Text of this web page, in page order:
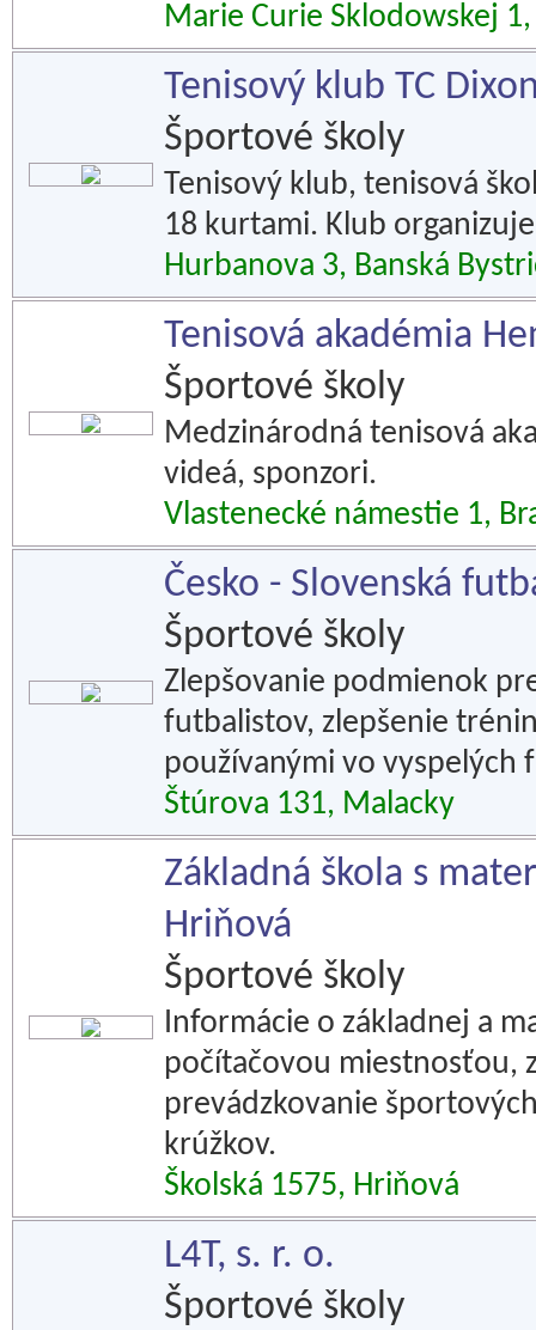
Marie Curie Sklodowskej
Tenisový klub TC
Športové školy
Tenisový klub, tenisová
18 kurtami. Klub
Hurbanova 3, Banská
Tenisová akadémia
Športové školy
Medzinárodná tenisová
videá, sponzori.
Vlastenecké námestie 1,
Česko - Slovenská
Športové školy
Zlepšovanie podmienok
futbalistov, zlepšenie
používanými vo vyspelých
Štúrova 131, Malacky
Základná škola s
Hriňová
Športové školy
Informácie o základnej a
počítačovou miestnosťou,
prevádzkovanie
krúžkov.
Školská 1575, Hriňová
L4T, s. r. o.
Športové školy